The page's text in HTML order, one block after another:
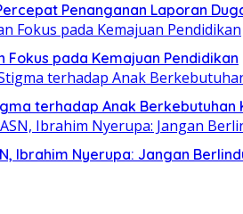
Penanganan Laporan
Fokus pada Kemajuan Pendidikan
terhadap Anak Berkebutuhan
Ibrahim Nyerupa: Jangan